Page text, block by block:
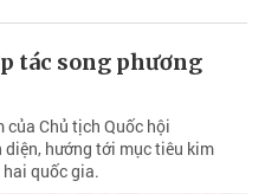
tác song phương
Chủ tịch Quốc hội
hướng tới mục tiêu kim
quốc gia.